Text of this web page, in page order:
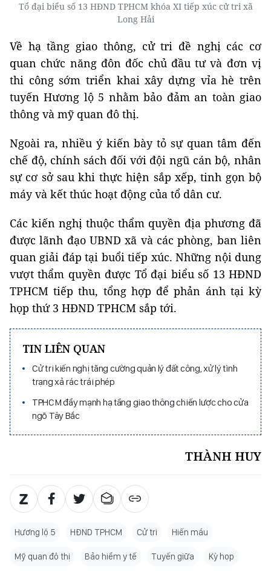
Tổ đại biểu số 13 HĐND TPHCM khóa XI tiếp xúc cử tri xã
Long Hải
Về hạ tầng giao thông, cử tri đề nghị các cơ
quan chức năng đôn đốc chủ đầu tư và đơn vị
thi công sớm triển khai xây dựng vỉa hè trên
tuyến Hương lộ 5 nhằm bảo đảm an toàn giao
thông và mỹ quan đô thị.
Ngoài ra, nhiều ý kiến bày tỏ sự quan tâm đến
chế độ, chính sách đối với đội ngũ cán bộ, nhân
sự cơ sở sau khi thực hiện sắp xếp, tinh gọn bộ
máy và kết thúc hoạt động của tổ dân cư.
Các kiến nghị thuộc thẩm quyền địa phương đã
được lãnh đạo UBND xã và các phòng, ban liên
quan giải đáp tại buổi tiếp xúc. Những nội dung
vượt thẩm quyền được Tổ đại biểu số 13 HĐND
TPHCM tiếp thu, tổng hợp để phản ánh tại kỳ
họp thứ 3 HĐND TPHCM sắp tới.
TIN LIÊN QUAN
Cử tri kiến nghị tăng cường quản lý đất công, xử lý tình
trạng xả rác trái phép
TPHCM đẩy mạnh hạ tầng giao thông chiến lược cho cửa
ngõ Tây Bắc
THÀNH HUY
Hương lộ 5 HĐND TPHCM Cử tri Hiến máu
Mỹ quan đô thị Bảo hiểm y tế Tuyến giữa Kỳ họp